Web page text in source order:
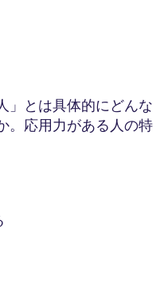
」とは具体的にどんな
。応用力がある人の特